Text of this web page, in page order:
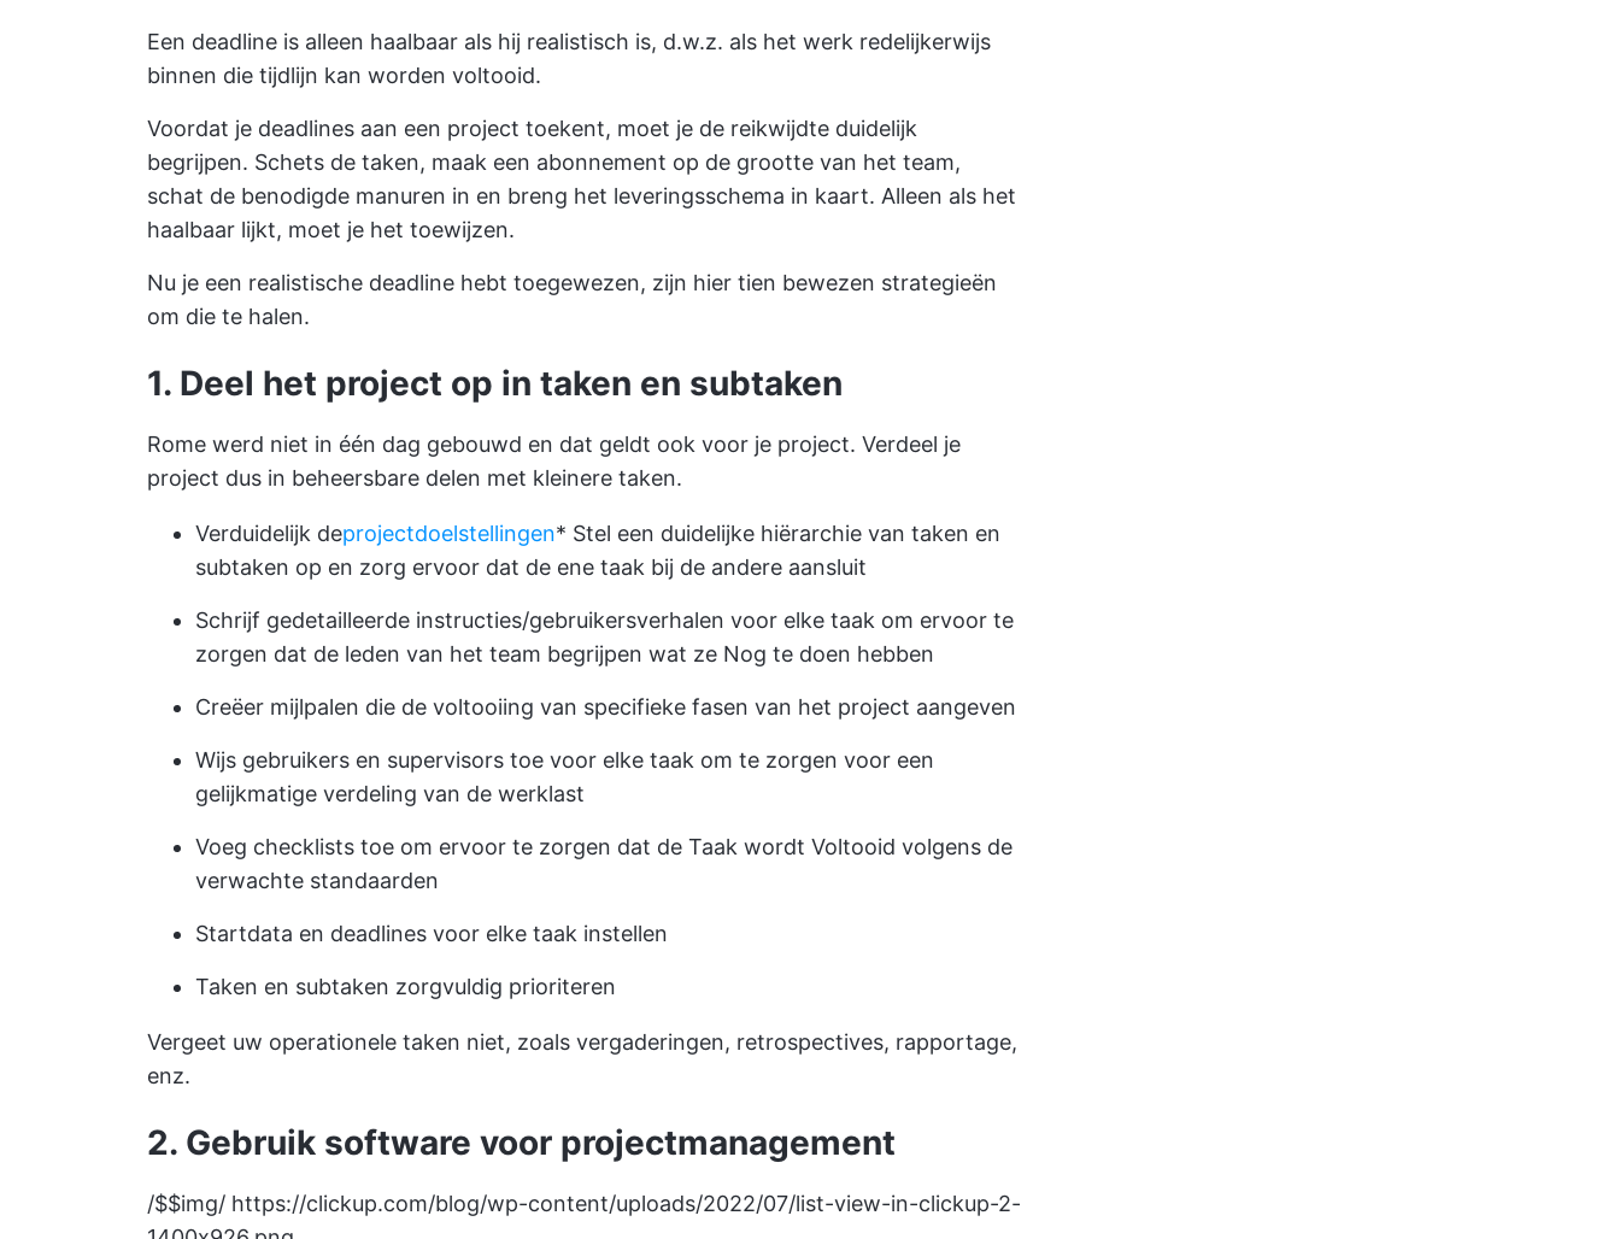
Een deadline is alleen haalbaar als hij realistisch is, d.w.z. als het werk redelijkerwijs
binnen die tijdlijn kan worden voltooid.
Voordat je deadlines aan een project toekent, moet je de reikwijdte duidelijk
begrijpen. Schets de taken, maak een abonnement op de grootte van het team,
schat de benodigde manuren in en breng het leveringsschema in kaart. Alleen als het
haalbaar lijkt, moet je het toewijzen.
Nu je een realistische deadline hebt toegewezen, zijn hier tien bewezen strategieën
om die te halen.
1. Deel het project op in taken en subtaken
Rome werd niet in één dag gebouwd en dat geldt ook voor je project. Verdeel je
project dus in beheersbare delen met kleinere taken.
Verduidelijk deprojectdoelstellingen* Stel een duidelijke hiërarchie van taken en
subtaken op en zorg ervoor dat de ene taak bij de andere aansluit
Schrijf gedetailleerde instructies/gebruikersverhalen voor elke taak om ervoor te
zorgen dat de leden van het team begrijpen wat ze Nog te doen hebben
Creëer mijlpalen die de voltooiing van specifieke fasen van het project aangeven
Wijs gebruikers en supervisors toe voor elke taak om te zorgen voor een
gelijkmatige verdeling van de werklast
Voeg checklists toe om ervoor te zorgen dat de Taak wordt Voltooid volgens de
verwachte standaarden
Startdata en deadlines voor elke taak instellen
Taken en subtaken zorgvuldig prioriteren
Vergeet uw operationele taken niet, zoals vergaderingen, retrospectives, rapportage,
enz.
2. Gebruik software voor projectmanagement
/$$img/ https://clickup.com/blog/wp-content/uploads/2022/07/list-view-in-clickup-2-